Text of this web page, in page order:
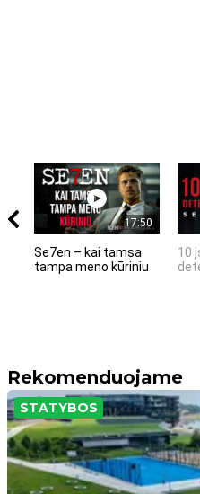
17:50
Se7en – kai tamsa
tampa meno kūriniu
10
Rekomenduojame
STATYBOS